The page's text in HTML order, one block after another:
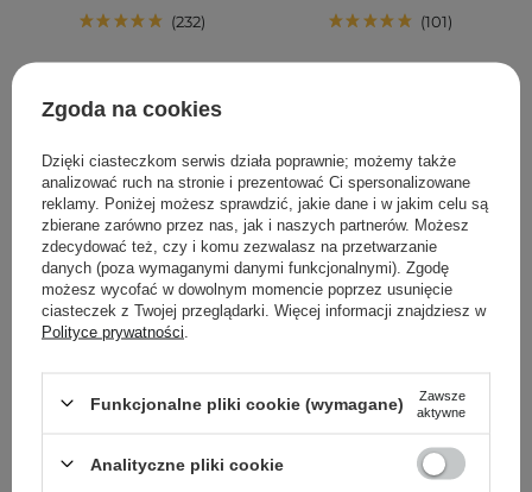
232 101
Kwasowa Kuracja z
SkinTra - Mr. Smoother -
Serum z Kwasem
Zgoda na cookies
Dzięki ciasteczkom serwis działa poprawnie; możemy także
analizować ruch na stronie i prezentować Ci spersonalizowane
reklamy. Poniżej możesz sprawdzić, jakie dane i w jakim celu są
zbierane zarówno przez nas, jak i naszych partnerów. Możesz
zdecydować też, czy i komu zezwalasz na przetwarzanie
danych (poza wymaganymi danymi funkcjonalnymi). Zgodę
możesz wycofać w dowolnym momencie poprzez usunięcie
ciasteczek z Twojej przeglądarki. Więcej informacji znajdziesz w
Polityce prywatności
Funkcjonalne pliki cookie (wymagane)
Zawsze
aktywne
Analityczne pliki cookie